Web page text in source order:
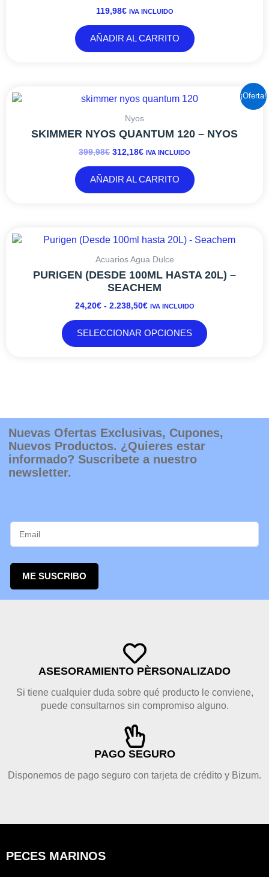
119,98€ IVA INCLUIDO
AÑADIR AL CARRITO
¡Oferta!
Nyos
SKIMMER NYOS QUANTUM 120 – NYOS
399,98€
PRECIO
ORIGINAL
ERA:
399,98€.
312,18€
PRECIO
ACTUAL
ES:
IVA INCLUIDO
AÑADIR AL CARRITO
Acuarios Agua Dulce
PURIGEN (DESDE 100ML HASTA 20L) –
SEACHEM
24,20€ - 2.238,50€
DE
PRECIOS:
DESDE
24,20€
2.238,50€
IVA INCLUIDO
SELECCIONAR OPCIONES
producto
múltiples
pueden
producto
Nuevas Ofertas Exclusivas, Cupones,
Nuevos Productos. ¿Quieres estar
informado? Suscribete a nuestro
newsletter.
ME SUSCRIBO
ASESORAMIENTO PÈRSONALIZADO
Si tiene cualquier duda sobre qué producto le conviene,
puede consultarnos sin compromiso alguno.
PAGO SEGURO
Disponemos de pago seguro con tarjeta de crédito y Bizum.
PECES MARINOS